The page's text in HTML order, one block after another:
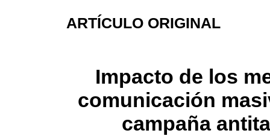
ARTÍCULO ORIGINAL
Impacto de los
comunicación
campaña